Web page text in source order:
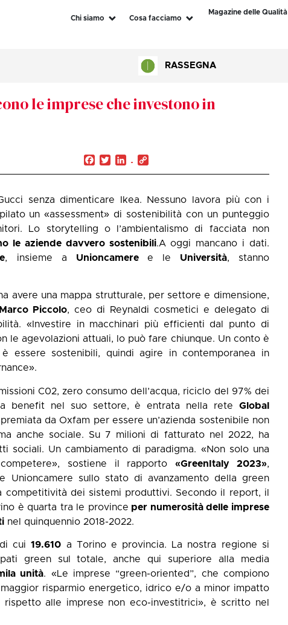
Chi siamo Cosa facciamo
Magazine delle Qualità
RASSEGNA
le imprese che investono in
Facebook
TwitterLinkedIn
senza dimenticare Ikea. Nessuno lavora più con i
un «assessment» di sostenibilità con un punteggio
Lo storytelling o l’ambientalismo di facciata non
le aziende davvero sostenibili.A oggi mancano i dati.
, insieme a Unioncamere e le Università, stanno
avere una mappa strutturale, per settore e dimensione,
Marco Piccolo, ceo di Reynaldi cosmetici e delegato di
«Investire in macchinari più efficienti dal punto di
le agevolazioni attuali, lo può fare chiunque. Un conto è
essere sostenibili, quindi agire in contemporanea in
C02, zero consumo dell’acqua, riciclo del 97% dei
benefit nel suo settore, è entrata nella rete Global
da Oxfam per essere un’azienda sostenibile non
anche sociale. Su 7 milioni di fatturato nel 2022, ha
sociali. Un cambiamento di paradigma. «Non solo una
competere», sostiene il rapporto«GreenItaly 2023»,
Unioncamere sullo stato di avanzamento della green
dei sistemi produttivi. Secondo il report, il
è quarta tra le province per numerosità delle imprese
nel quinquennio 2018-2022.
cui19.610 a Torino e provincia. La nostra regione si
green sul totale, anche qui superiore alla media
unità. «Le imprese “green-oriented”, che compiono
risparmio energetico, idrico e/o a minor impatto
alle imprese non eco-investitrici», è scritto nel